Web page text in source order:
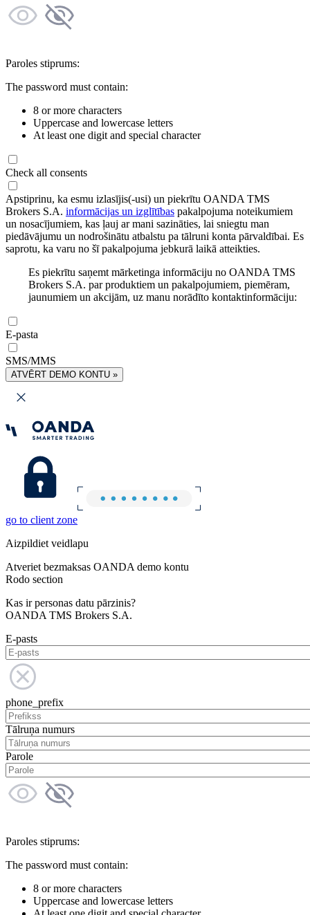
Paroles stiprums:
The password must contain:
8 or more characters
Uppercase and lowercase letters
At least one digit and special character
Check all consents
Apstiprinu, ka esmu izlasījis(-usi) un piekrītu OANDA TMS
Brokers S.A. informācijas un izglītības pakalpojuma noteikumiem
un nosacījumiem, kas ļauj ar mani sazināties, lai sniegtu man
piedāvājumu un nodrošinātu atbalstu pa tālruni konta pārvaldībai. Es
saprotu, ka varu no šī pakalpojuma jebkurā laikā atteikties.
Es piekrītu saņemt mārketinga informāciju no OANDA TMS
Brokers S.A. par produktiem un pakalpojumiem, piemēram,
jaunumiem un akcijām, uz manu norādīto kontaktinformāciju:
E-pasta
SMS/MMS
ATVĒRT DEMO KONTU »
go to client zone
Aizpildiet veidlapu
Atveriet bezmaksas OANDA demo kontu
Rodo section
Kas ir personas datu pārzinis?
OANDA TMS Brokers S.A.
E-pasts
phone_prefix
Tālruņa numurs
Parole
Paroles stiprums:
The password must contain:
8 or more characters
Uppercase and lowercase letters